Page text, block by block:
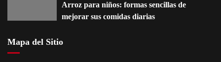
Arroz para niños: formas sencillas de
mejorar sus comidas diarias
Mapa del Sitio